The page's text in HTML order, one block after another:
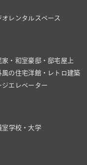
オ レンタルスペース
家・和室豪邸・邸宅屋上
風の住宅洋館・レトロ建築
ジ エレベーター
室学校・大学